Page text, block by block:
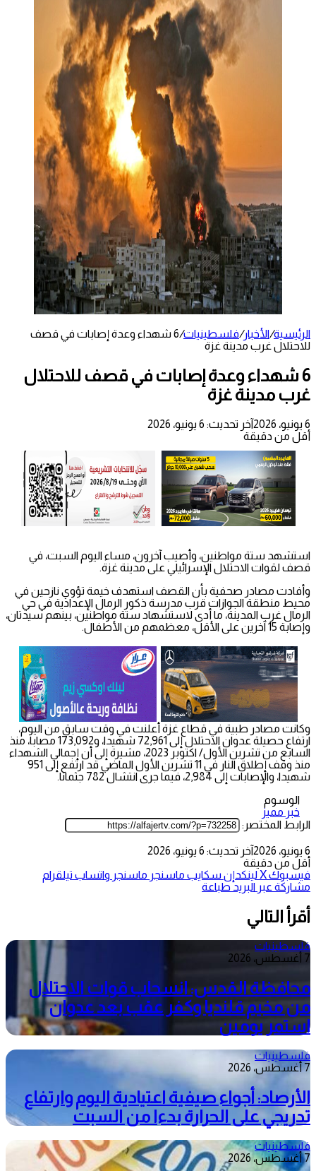
الرئيسية/الأخبار/فلسطينيات/
6 شهداء وعدة إصابات في قصف
للاحتلال غرب مدينة غزة
6 شهداء وعدة إصابات في قصف للاحتلال
غرب مدينة غزة
6 يونيو، 2026
آخر تحديث: 6 يونيو، 2026
أقل من دقيقة
استشهد ستة مواطنين، وأصيب آخرون، مساء اليوم السبت، في
قصف لقوات الاحتلال الإسرائيلي على مدينة غزة.
وأفادت مصادر صحفية بأن القصف استهدف خيمة تؤوي نازحين في
محيط منطقة الجوازات قرب مدرسة ذكور الرمال الإعدادية في حي
الرمال غرب المدينة، ما أدى لاستشهاد ستة مواطنين، بينهم سيدتان،
وإصابة 15 آخرين على الأقل، معظمهم من الأطفال.
وكانت مصادر طبية في قطاع غزة أعلنت في وقت سابق من اليوم،
ارتفاع حصيلة عدوان الاحتلال إلى 72,961 شهيدا، و173,092 مصابا، منذ
السابع من تشرين الأول/ اكتوبر 2023، مشيرة إلى أن إجمالي الشهداء
منذ وقف إطلاق النار في 11 تشرين الأول الماضي قد ارتفع إلى 951
شهيدا، والإصابات إلى 2,984، فيما جرى انتشال 782 جثمانا.
الوسوم
خبر مميز
الرابط المختصر:
6 يونيو، 2026
آخر تحديث: 6 يونيو، 2026
أقل من دقيقة
فيسبوك‫Xلينكدإن سكايب ماسنجر ماسنجر واتساب تيلقرام
مشاركة عبر البريد طباعة
أقرأ التالي
فلسطينيات
7 أغسطس، 2026
محافظة القدس: انسحاب قوات الاحتلال
من مخيم قلنديا وكفر عقب بعد عدوان
استمر يومين
فلسطينيات
7 أغسطس، 2026
الأرصاد: أجواء صيفية اعتيادية اليوم وارتفاع
تدريجي على الحرارة بدءا من السبت
فلسطينيات
7 أغسطس، 2026